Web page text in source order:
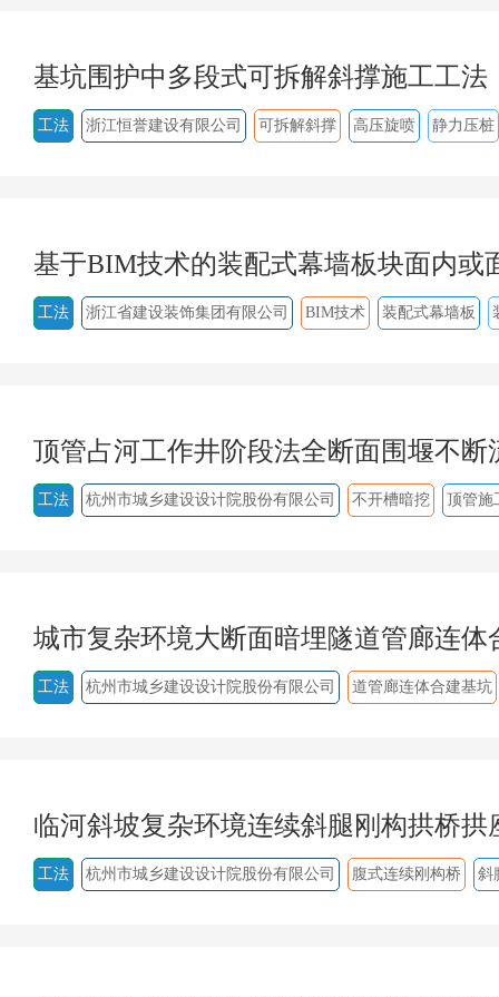
基坑围护中多段式可拆解斜撑施工工法
工法 浙江恒誉建设有限公司 可拆解斜撑 高压旋喷 静力压桩
基于BIM技术的装配式幕墙板块面内或
工法 浙江省建设装饰集团有限公司 BIM技术 装配式幕墙板
顶管占河工作井阶段法全断面围堰不断
工法 杭州市城乡建设设计院股份有限公司 不开槽暗挖 顶管施
城市复杂环境大断面暗埋隧道管廊连体
工法 杭州市城乡建设设计院股份有限公司 道管廊连体合建基坑
临河斜坡复杂环境连续斜腿刚构拱桥拱
工法 杭州市城乡建设设计院股份有限公司 腹式连续刚构桥 斜